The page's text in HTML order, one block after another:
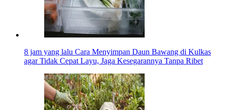
8 jam yang lalu Cara Menyimpan Daun Bawang di Kulkas
agar Tidak Cepat Layu, Jaga Kesegarannya Tanpa Ribet